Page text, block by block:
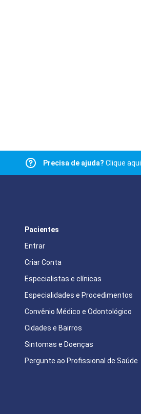
Precisa de ajuda? Clique aqui
Pacientes
Entrar
Criar Conta
Especialistas e clínicas
Especialidades e Procedimentos
Convênio Médico e Odontológico
Cidades e Bairros
Sintomas e Doenças
Pergunte ao Profissional de Saúde